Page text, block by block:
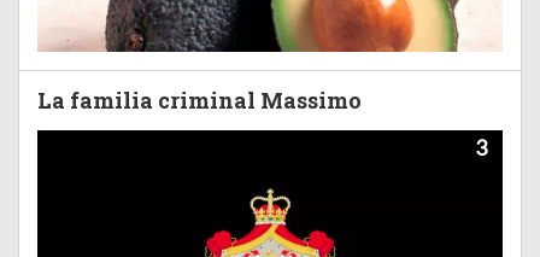
La familia criminal Massimo
3